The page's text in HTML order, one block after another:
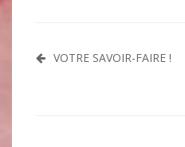
Navigation
VOTRE SAVOIR-FAIRE !